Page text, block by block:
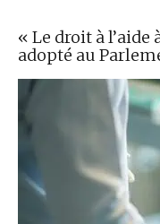
« Le droit à
adopté au